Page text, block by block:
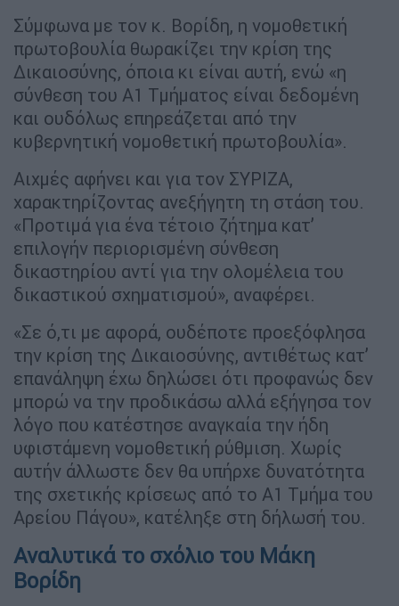
Σύμφωνα με τον κ. Βορίδη, η νομοθετική
πρωτοβουλία θωρακίζει την κρίση της
Δικαιοσύνης, όποια κι είναι αυτή, ενώ «η
σύνθεση του Α1 Τμήματος είναι δεδομένη
και ουδόλως επηρεάζεται από την
κυβερνητική νομοθετική πρωτοβουλία».
Αιχμές αφήνει και για τον ΣΥΡΙΖΑ,
χαρακτηρίζοντας ανεξήγητη τη στάση του.
«Προτιμά για ένα τέτοιο ζήτημα κατ’
επιλογήν περιορισμένη σύνθεση
δικαστηρίου αντί για την ολομέλεια του
δικαστικού σχηματισμού», αναφέρει.
«Σε ό,τι με αφορά, ουδέποτε προεξόφλησα
την κρίση της Δικαιοσύνης, αντιθέτως κατ’
επανάληψη έχω δηλώσει ότι προφανώς δεν
μπορώ να την προδικάσω αλλά εξήγησα τον
λόγο που κατέστησε αναγκαία την ήδη
υφιστάμενη νομοθετική ρύθμιση. Χωρίς
αυτήν άλλωστε δεν θα υπήρχε δυνατότητα
της σχετικής κρίσεως από το Α1 Τμήμα του
Αρείου Πάγου», κατέληξε στη δήλωσή του.
Αναλυτικά το σχόλιο του Μάκη
Βορίδη